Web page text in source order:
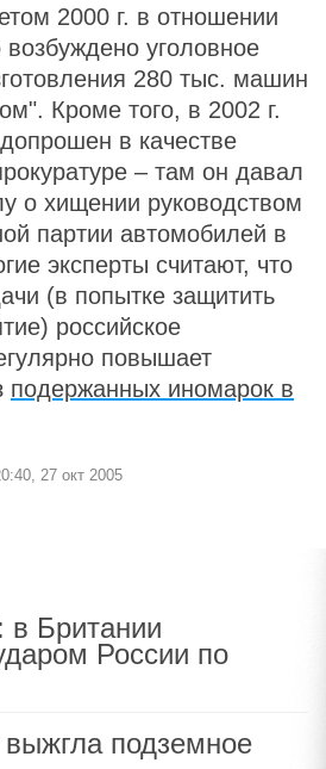
2000 г. в отношении
уголовное
280 тыс. машин
Кроме того, в 2002 г.
в качестве
– там он давал
о хищении руководством
партии автомобилей в
эксперты считают, что
(в попытке защитить
российское
повышает
подержанных иномарок в
27 окт 2005
в Британии
России по
подземное